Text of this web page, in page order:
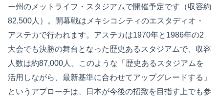
ー州のメットライフ・スタジアムで開催予定です（収容約
82,500人）。開幕戦はメキシコシティのエスタディオ・
アステカで行われます。アステカは1970年と1986年の2
大会でも決勝の舞台となった歴史あるスタジアムで、収容
人数は約87,000人。このような「歴史あるスタジアムを
活用しながら、最新基準に合わせてアップグレードする」
というアプローチは、日本が今後の招致を目指す上でも参